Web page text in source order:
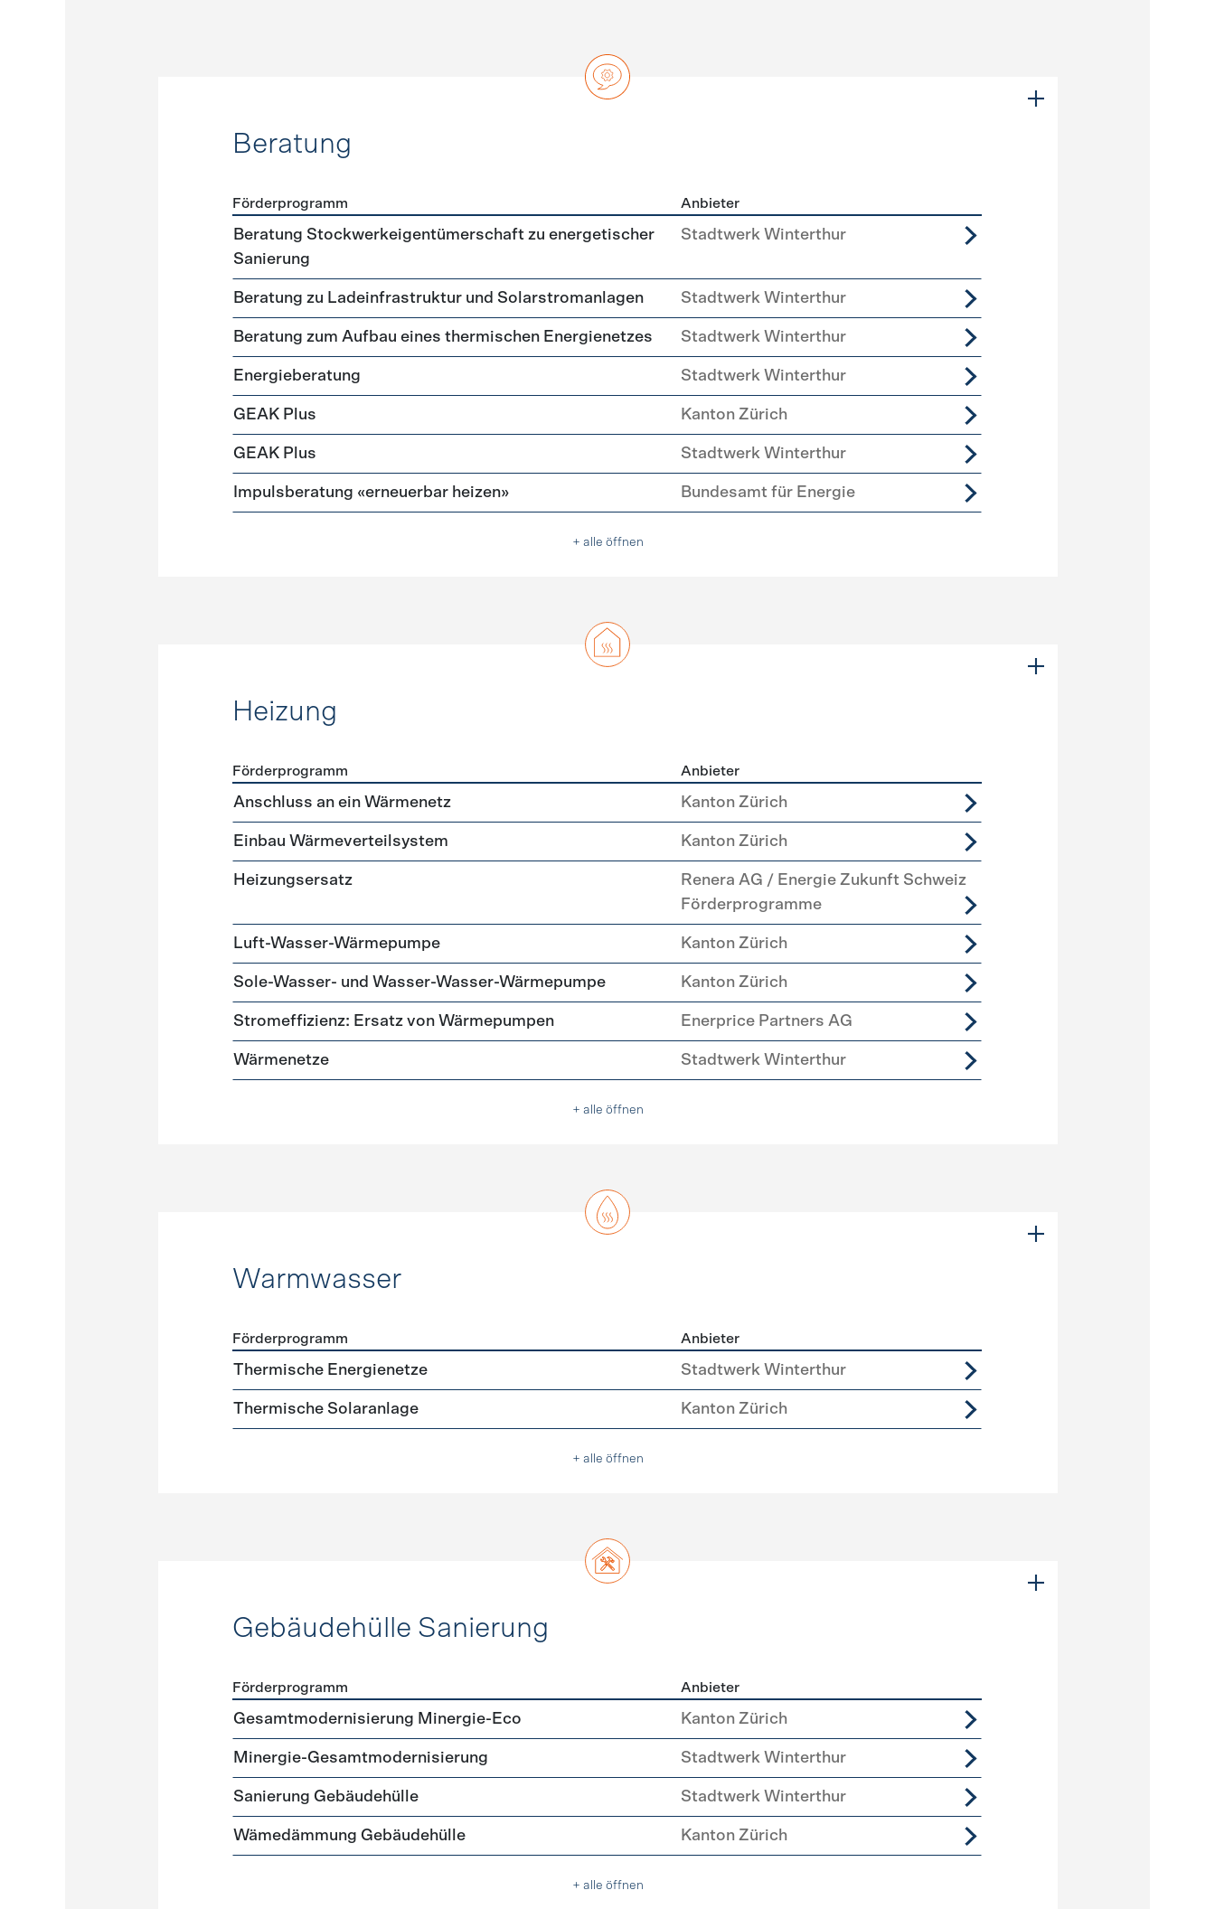
Beratung
Förderprogramme Beratung
Förderprogramm Anbieter
Beratung Stockwerkeigentümerschaft zu energetischer
Sanierung
Stadtwerk Winterthur
Beratung zu Ladeinfrastruktur und Solarstromanlagen Stadtwerk Winterthur
Beratung zum Aufbau eines thermischen Energienetzes Stadtwerk Winterthur
Energieberatung Stadtwerk Winterthur
GEAK Plus Kanton Zürich
GEAK Plus Stadtwerk Winterthur
Impulsberatung «erneuerbar heizen» Bundesamt für Energie
+ alle öffnen
Heizung
Förderprogramme Heizung
Förderprogramm Anbieter
Anschluss an ein Wärmenetz Kanton Zürich
Einbau Wärmeverteilsystem Kanton Zürich
Heizungsersatz
Renera AG / Energie Zukunft Schweiz
Förderprogramme
Luft-Wasser-Wärmepumpe Kanton Zürich
Sole-Wasser- und Wasser-Wasser-Wärmepumpe Kanton Zürich
Stromeffizienz: Ersatz von Wärmepumpen Enerprice Partners AG
Wärmenetze Stadtwerk Winterthur
+ alle öffnen
Warmwasser
Förderprogramme Warmwasser
Förderprogramm Anbieter
Thermische Energienetze Stadtwerk Winterthur
Thermische Solaranlage Kanton Zürich
+ alle öffnen
Gebäudehülle Sanierung
Förderprogramme Gebäudehülle Sanierung
Förderprogramm Anbieter
Gesamtmodernisierung Minergie-Eco Kanton Zürich
Minergie-Gesamtmodernisierung Stadtwerk Winterthur
Sanierung Gebäudehülle Stadtwerk Winterthur
Wämedämmung Gebäudehülle Kanton Zürich
+ alle öffnen